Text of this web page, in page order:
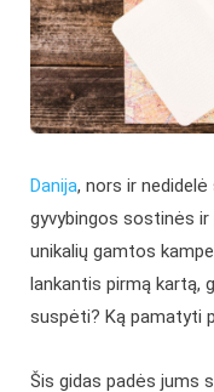
Danija, nors ir
gyvybingos sostinės ir
unikalių gamtos
lankantis pirmą kartą,
suspėti? Ką pamatyti
Šis gidas padės jums